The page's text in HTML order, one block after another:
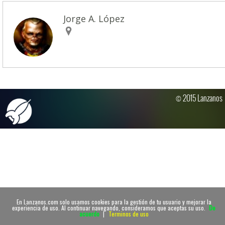
En Lanzanos.com solo usamos cookies para la gestión de tu usuario y mejorar la
experiencia de uso. Al continuar navegando, consideramos que aceptas su uso. De
acuerdo | Terminos de uso
Jorge A. López
© 2015 Lanzanos